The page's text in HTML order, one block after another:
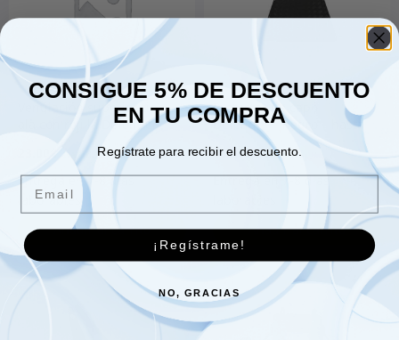
Ventilación superior tipo
ala con rejilla Defender
de acero inoxidable – LH
Añadir al carrito
Protector de capó
Defender – negro – hasta
169.00€
Añadir al carrito
CONSIGUE 5% DE DESCUENTO
EN TU COMPRA
Regístrate para recibir el descuento.
¡Regístrame!
NO, GRACIAS